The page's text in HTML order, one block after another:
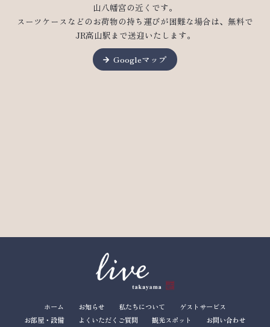
山八幡宮の近くです。
スーツケースなどのお荷物の持ち運びが困難な場合は、無料で
JR高山駅まで送迎いたします。
Googleマップ
ホーム お知らせ 私たちについて
ゲストサービス
お部屋・設備
よくいただくご質問 観光スポット お問い合わせ